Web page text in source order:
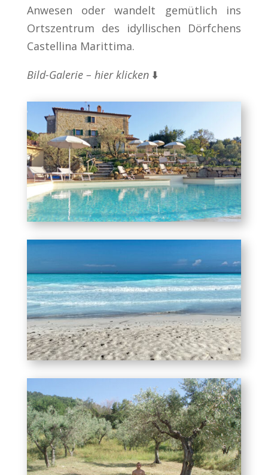
Anwesen oder wandelt gemütlich ins
Ortszentrum des idyllischen Dörfchens
Castellina Marittima.
Bild-Galerie – hier klicken⬇️